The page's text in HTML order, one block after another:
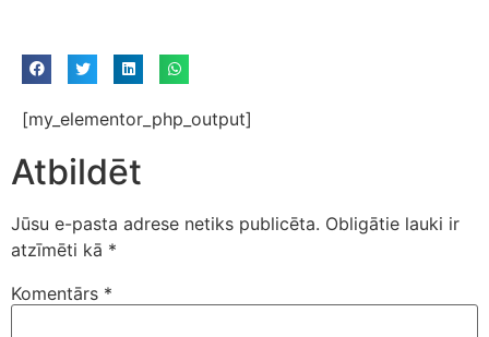
[my_elementor_php_output]
Atbildēt
Jūsu e-pasta adrese netiks publicēta. Obligātie lauki ir
atzīmēti kā *
Komentārs *